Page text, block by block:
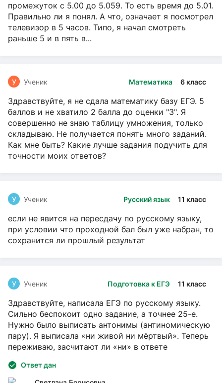
промежуток с 5.00 до 5.059. То есть время до 5.01.
Правильно ли я понял. А что, означает я посмотрел
телевизор в 5 часов. Типо, я начал смотреть
раньше 5 и в пять в...
Математика 6 класс
У Ученик
Здравствуйте, я не сдала математику базу ЕГЭ. 5
баллов и не хватило 2 балла до оценки "3". Я
совершенно не знаю таблицу умножения, только
складываю. Не получается понять много заданий.
Как мне быть? Какие лучше задания подучить для
точности моих ответов?
Русский язык 11 класс
У Ученик
если не явится на пересдачу по русскому языку,
при условии что проходной бал был уже набран, то
сохранится ли прошлый результат
Подготовка к ЕГЭ 11 класс
У Ученик
Здравствуйте, написала ЕГЭ по русскому языку.
Сильно беспокоит одно задание, а точнее 25-е.
Нужно было выписать антонимы (антиномическую
пару). Я выписала «ни живой ни мёртвый». Теперь
переживаю, засчитают ли «ни» в ответе
Ответ дан